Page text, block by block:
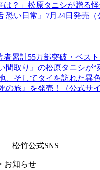
は？」松原タニシが贈る
恐い日常』7月24日発売（
者累計55万部突破・ベス
間取り』の松原タニシが“
そしてタイを訪れた異
の旅』を発売！（公式サイ
松竹公式SNS
お知らせ